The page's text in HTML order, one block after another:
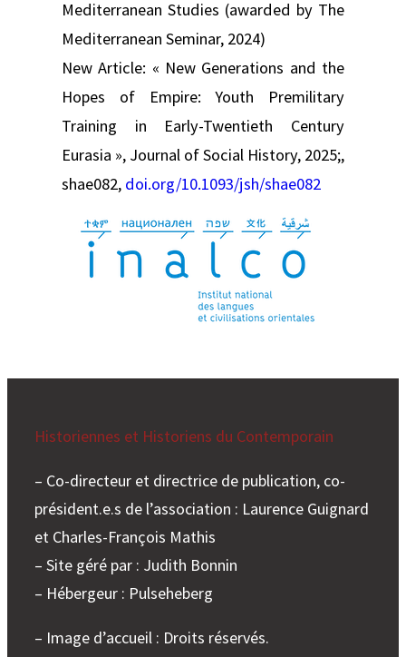
Mediterranean Studies (awarded by The
Mediterranean Seminar, 2024)
New Article: « New Generations and the
Hopes of Empire: Youth Premilitary
Training in Early-Twentieth Century
Eurasia », Journal of Social History, 2025;,
shae082, doi.org/10.1093/jsh/shae082
Historiennes et Historiens du Contemporain
– Co-directeur et directrice de publication, co-
président.e.s de l’association : Laurence Guignard
et Charles-François Mathis
– Site géré par : Judith Bonnin
– Hébergeur : Pulseheberg
– Image d’accueil : Droits réservés.